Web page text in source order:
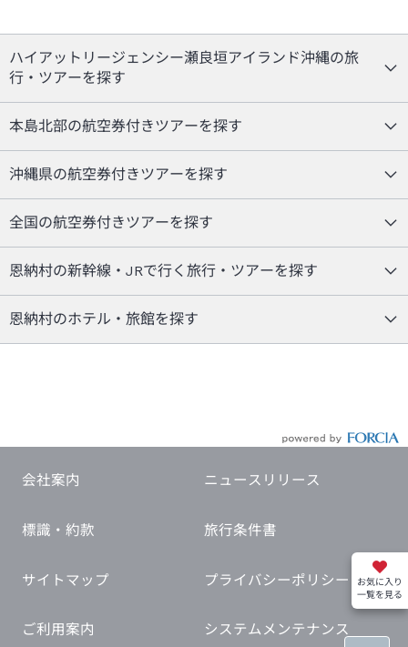
お気に入り
一覧を見る
ハイアットリージェンシー瀬良垣アイランド沖縄の旅
行・ツアーを探す
本島北部の航空券付きツアーを探す
沖縄県の航空券付きツアーを探す
全国の航空券付きツアーを探す
恩納村の新幹線・JRで行く旅行・ツアーを探す
恩納村のホテル・旅館を探す
会社案内 ニュースリリース
標識・約款 旅行条件書
サイトマップ プライバシーポリシー
ご利用案内 システムメンテナンス